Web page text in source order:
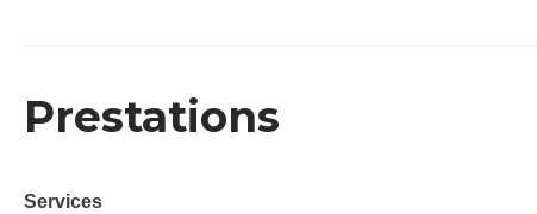
Prestations
Services